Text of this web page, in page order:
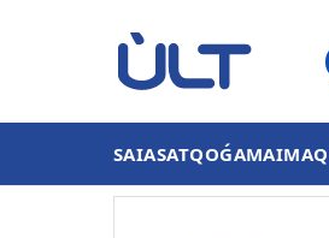
SAIASATQOǴAMAIMAQ